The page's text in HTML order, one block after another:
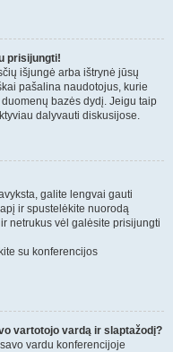
prisijungti!
išjungė arba ištrynė jūsų
pašalina naudotojus, kurie
bazės dydį. Jeigu taip
dalyvauti diskusijose.
galite lengvai gauti
ir spustelėkite nuorodą
netrukus vėl galėsite prisijungti
su konferencijos
vartotojo vardą ir slaptažodį?
vardu konferencijoje